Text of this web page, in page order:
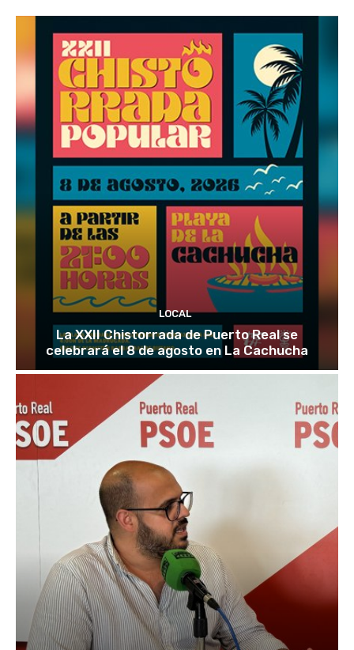
LOCAL
La XXII Chistorrada de Puerto Real se
celebrará el 8 de agosto en La Cachucha